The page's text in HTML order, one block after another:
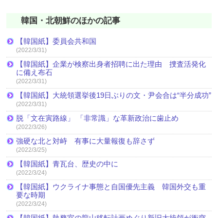
韓国・北朝鮮のほかの記事
【韓国紙】委員会共和国
(2022/3/31)
【韓国紙】企業が検察出身者招聘に出た理由 捜査活発化
に備え布石
(2022/3/31)
【韓国紙】大統領選挙後19日ぶりの文・尹会合は“半分成功”
(2022/3/31)
脱「文在寅路線」 「非常識」な革新政治に歯止め
(2022/3/26)
強硬な北と対峙 有事に大量報復も辞さず
(2022/3/25)
【韓国紙】青瓦台、歴史の中に
(2022/3/24)
【韓国紙】ウクライナ事態と自国優先主義 韓国外交も重
要な時期
(2022/3/24)